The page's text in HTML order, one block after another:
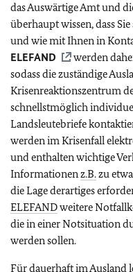
das Auswärtige Amt und
überhaupt wissen, dass
und wie mit Ihnen in
ELEFAND
werden
sodass die zuständige
Krisenreaktionszentrum
schnellstmöglich
Landsleutebriefe
werden im Krisenfall
und enthalten wichtige
Informationenz.B.zu
die Lage derartiges
ELEFANDweitere
die in einer Notsituation
werden sollen.
Für dauerhaft im Ausland